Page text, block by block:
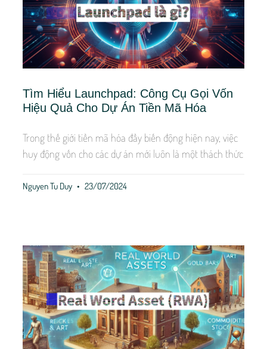
Tìm Hiểu Launchpad: Công Cụ Gọi Vốn
Hiệu Quả Cho Dự Án Tiền Mã Hóa
Trong thế giới tiền mã hóa đầy biến động hiện nay, việc
huy động vốn cho các dự án mới luôn là một thách thức
Nguyen Tu Duy 23/07/2024